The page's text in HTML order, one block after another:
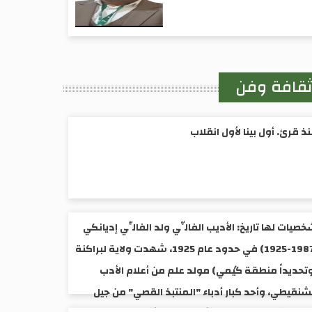
ثقافة وفن
قرئ. أول بينا لأول انقلاب
لها تاريخ: الأديب الفالِّي ولد الفالِّي إديانكي
(1987-1925) ​في حدود عام 1925، شهدت ولاية لبراكنة
منطقة گيمي) مولد علم من أعلام الأدب
وأحد كبار أدباء "المنتبذ القصي" من جيل